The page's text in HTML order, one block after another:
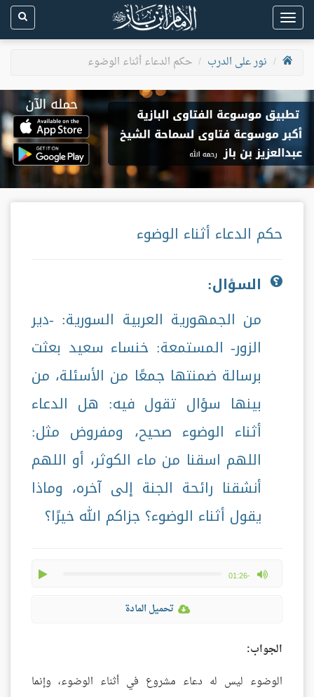
Toggle
navigation
نور على الدرب
حكم الدعاء أثناء الوضوء
حكم الدعاء أثناء الوضوء
السؤال:
من الجمهورية العربية السورية: -دير
الزور- المستمعة: خنساء سعيد بعثت
برسالة ضمنتها جمعًا من الأسئلة، من
بينها سؤال تقول فيه: هل الدعاء
أثناء الوضوء صحيح، ومفروض مثل:
اللهم اسقنا من ماء الكوثر، أو اللهم
أنشقنا رائحة الجنة إلى آخره، وماذا
يقول أثناء الوضوء؟ جزاكم الله خيرًا؟
-01:26
max volume
تحميل المادة
الجواب:
الوضوء ليس له دعاء مشروع في أثناء الوضوء، وإنما